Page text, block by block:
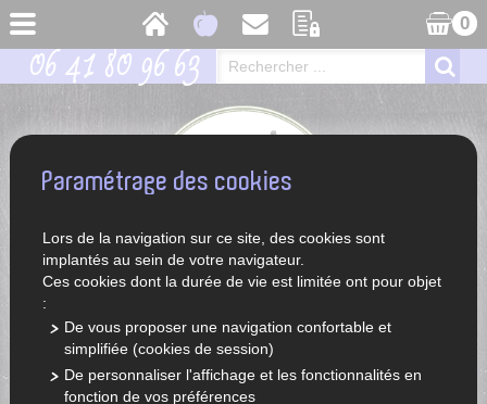
0
06 41 80 96 63
ACCUEIL LÉGUMES ET FRUITS DE SAISON
Paramétrage des cookies
Lors de la navigation sur ce site, des cookies sont
implantés au sein de votre navigateur.
Ces cookies dont la durée de vie est limitée ont pour objet
:
De vous proposer une navigation confortable et
simplifiée (cookies de session)
De personnaliser l'affichage et les fonctionnalités en
fonction de vos préférences